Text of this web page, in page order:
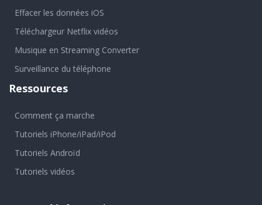
Effacer les données iOS
Téléchargeur Netflix vidéos
Musique en Streaming Converter
Surveillance du téléphone
Ressources
Comment ça marche
Tutoriels iPhone/iPad/iPod
Tutoriels Androïd
Tutoriels vidéos